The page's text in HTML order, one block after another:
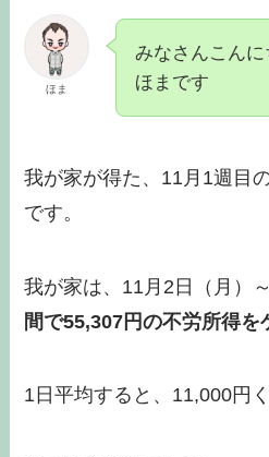
ほま
みなさんこんに
ほまです
我が家が得た、11月1週目
です。
我が家は、11月2日（月）
間で55,307円の不労所得を
1日平均すると、11,000円